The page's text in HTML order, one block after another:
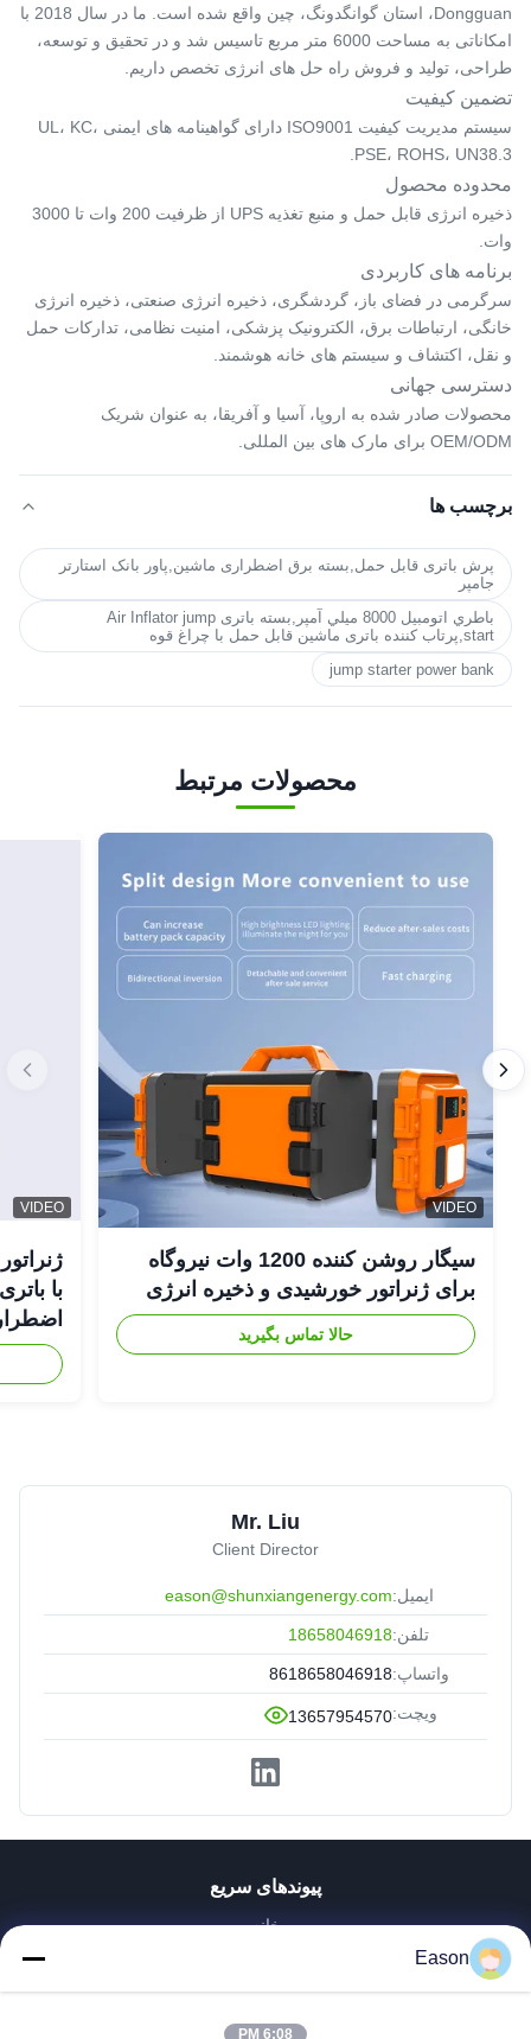
Dongguan، استان گوانگدونگ، چین واقع شده است. ما در سال 2018 با
امکاناتی به مساحت 6000 متر مربع تاسیس شد و در تحقیق و توسعه،
طراحی، تولید و فروش راه حل های انرژی تخصص داریم.
تضمین کیفیت
سیستم مدیریت کیفیت ISO9001 دارای گواهینامه های ایمنی UL، KC،
PSE، ROHS، UN38.3.
محدوده محصول
ذخیره انرژی قابل حمل و منبع تغذیه UPS از ظرفیت 200 وات تا 3000
وات.
برنامه های کاربردی
سرگرمی در فضای باز، گردشگری، ذخیره انرژی صنعتی، ذخیره انرژی
خانگی، ارتباطات برق، الکترونیک پزشکی، امنیت نظامی، تدارکات حمل
و نقل، اکتشاف و سیستم های خانه هوشمند.
دسترسی جهانی
محصولات صادر شده به اروپا، آسیا و آفریقا، به عنوان شریک
OEM/ODM برای مارک های بین المللی.
برچسب ها
پرش باتری قابل حمل,بسته برق اضطراری ماشین,پاور بانک استارتر
جامپر
باطري اتومبيل 8000 ميلي آمپر,بسته باتری Air Inflator jump
start,پرتاب کننده باتری ماشین قابل حمل با چراغ قوه
jump starter power bank
محصولات مرتبط
VIDEO
سیگار روشن کننده 1200 وات نیروگاه
برای ژنراتور خورشیدی و ذخیره انرژی
حالا تماس بگیرید
VIDEO
Mr. Liu
Client Director
ایمیل:eason@shunxiangenergy.com
تلفن:18658046918
واتساپ:8618658046918
ویچت:13657954570
پیوندهای سریع
خانه
Eason
6:08 PM